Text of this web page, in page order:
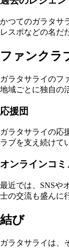
かつてのガラタサ
レスポなどの名だ
ファンクラ
ガラタサライのフ
地域ごとに独自の
応援団
ガラタサライの応
ラブを支え続けて
オンラインコミ
最近では、SNSや
士の交流も盛んに
結び
ガラタサライは、